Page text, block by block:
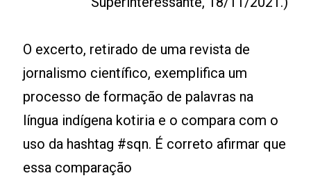
O excerto, retirado de uma revista de
jornalismo científico, exemplifica um
processo de formação de palavras na
língua indígena kotiria e o compara com o
uso da hashtag #sqn. É correto afirmar que
essa comparação